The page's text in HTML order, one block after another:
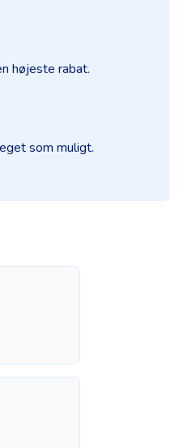
højeste rabat.
som muligt.